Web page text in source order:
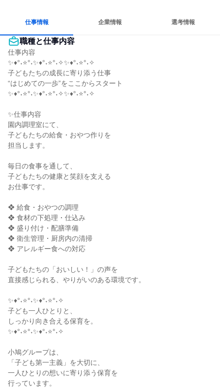
仕事情報 企業情報 選考情報
職種と仕事内容
仕事内容
✨♦°˖⭐°˖✨♦°˖⭐°˖✧✨♦°˖⭐°˖✧
子どもたちの成長に寄り添う仕事
“はじめての一歩”をここからスタート
✨♦°˖⭐°˖✨♦°˖⭐°˖✧✨♦°˖⭐°˖✧
✨仕事内容
園内調理室にて、
子どもたちの給食・おやつ作りを
担当します。
毎日の食事を通して、
子どもたちの健康と笑顔を支える
お仕事です。
❖ 給食・おやつの調理
❖ 食材の下処理・仕込み
❖ 盛り付け・配膳準備
❖ 衛生管理・厨房内の清掃
❖ アレルギー食への対応
子どもたちの「おいしい！」の声を
直接感じられる、やりがいのある環境です。
✨♦°˖⭐°˖✨♦°˖⭐°˖✧
子ども一人ひとりと、
しっかり向き合える保育を。
✨♦°˖⭐°˖✨♦°˖⭐°˖✧
小鳩グループは、
「子ども第一主義」を大切に、
一人ひとりの想いに寄り添う保育を
行っています。